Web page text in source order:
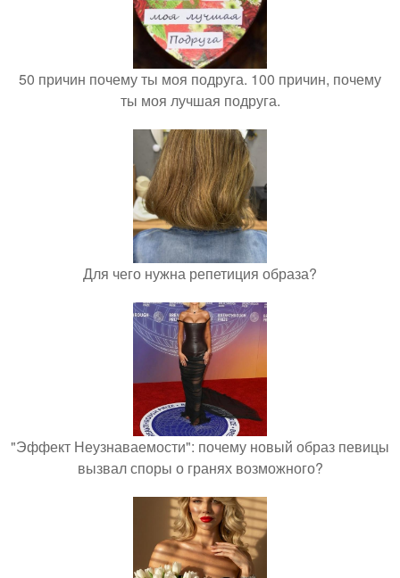
50 причин почему ты моя подруга. 100 причин, почему
ты моя лучшая подруга.
Для чего нужна репетиция образа?
"Эффект Неузнаваемости": почему новый образ певицы
вызвал споры о гранях возможного?